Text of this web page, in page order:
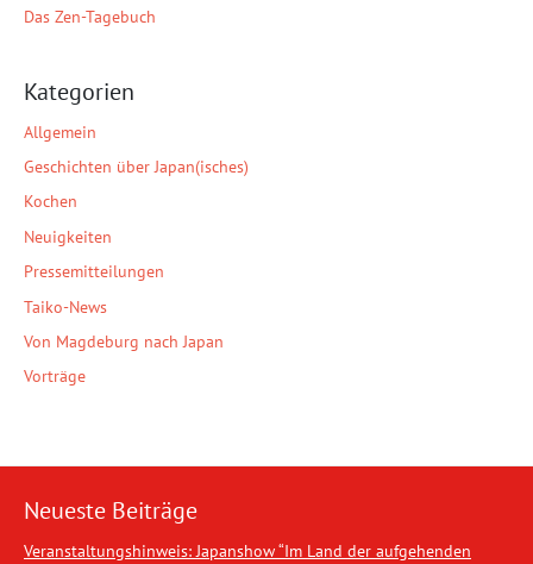
Das Zen-Tagebuch
Kategorien
Allgemein
Geschichten über Japan(isches)
Kochen
Neuigkeiten
Pressemitteilungen
Taiko-News
Von Magdeburg nach Japan
Vorträge
Neueste Beiträge
Veranstaltungshinweis: Japanshow “Im Land der aufgehenden